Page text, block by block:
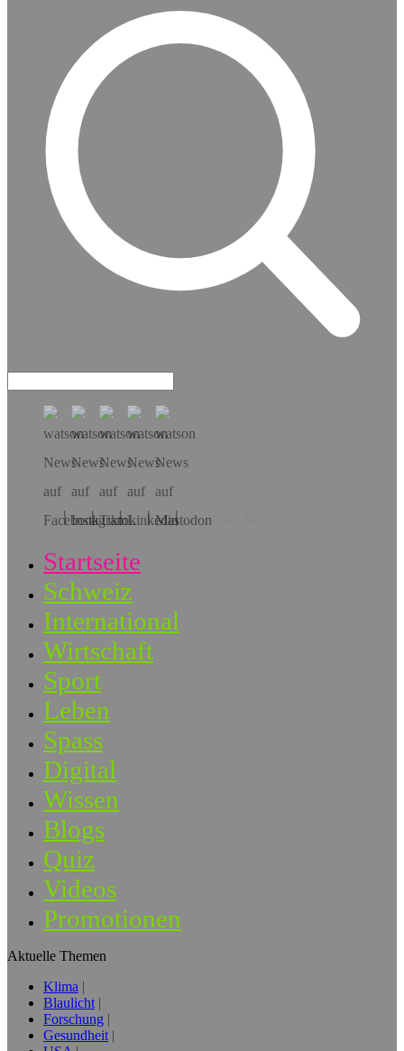
Hol dir die App!
Startseite
Schweiz
International
Wirtschaft
Sport
Leben
Spass
Digital
Wissen
Blogs
Quiz
Videos
Promotionen
Aktuelle Themen
Klima
Blaulicht
Forschung
Gesundheit